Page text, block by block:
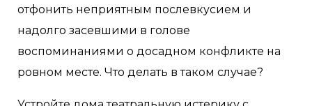
отфонить неприятным послевкусием и
надолго засевшими в голове
воспоминаниями о досадном конфликте на
ровном месте. Что делать в таком случае?